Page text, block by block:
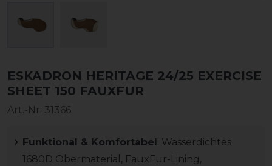
ESKADRON HERITAGE 24/25 EXERCISE
SHEET 150 FAUXFUR
Art.-Nr: 31366
Funktional & Komfortabel : Wasserdichtes
1680D Obermaterial, FauxFur-Lining,